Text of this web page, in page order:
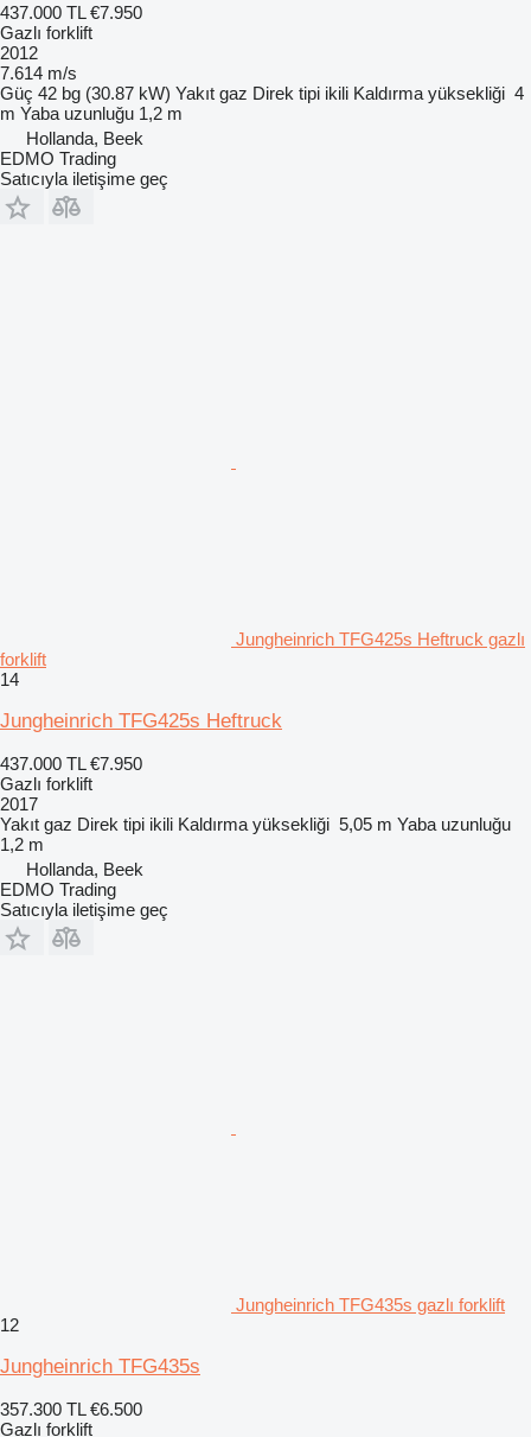
437.000 TL €7.950
Gazlı forklift
2012
7.614 m/s
Güç 42 bg (30.87 kW) Yakıt gaz Direk tipi ikili Kaldırma yüksekliği 4
m Yaba uzunluğu 1,2 m
Hollanda, Beek
EDMO Trading
Satıcıyla iletişime geç
Jungheinrich TFG425s Heftruck gazlı
forklift
14
Jungheinrich TFG425s Heftruck
437.000 TL €7.950
Gazlı forklift
2017
Yakıt gaz Direk tipi ikili Kaldırma yüksekliği 5,05 m Yaba uzunluğu
1,2 m
Hollanda, Beek
EDMO Trading
Satıcıyla iletişime geç
Jungheinrich TFG435s gazlı forklift
12
Jungheinrich TFG435s
357.300 TL €6.500
Gazlı forklift